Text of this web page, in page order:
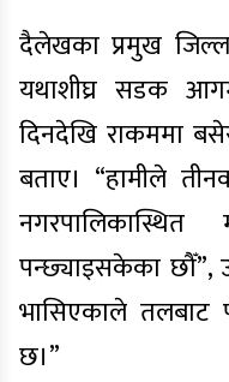
दैलेखका प्रमुख
यथाशीघ्र सडक
दिनदेखि राकममा
बताए। “हामीले
पन्छ्याइसकेका
भासिएकाले तलबाट
छ।”